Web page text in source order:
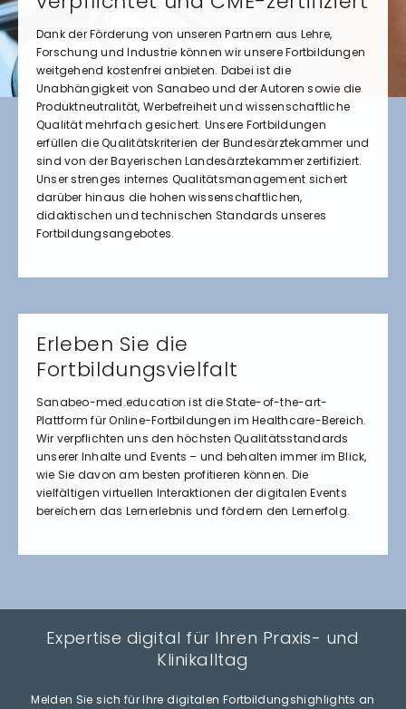
Dank der Förderung von unseren Partnern aus Lehre,
Forschung und Industrie können wir unsere Fortbildungen
weitgehend kostenfrei anbieten. Dabei ist die
Unabhängigkeit von Sanabeo und der Autoren sowie die
Produktneutralität, Werbefreiheit und wissenschaftliche
Qualität mehrfach gesichert. Unsere Fortbildungen
erfüllen die Qualitätskriterien der Bundesärztekammer und
sind von der Bayerischen Landesärztekammer zertifiziert.
Unser strenges internes Qualitätsmanagement sichert
darüber hinaus die hohen wissenschaftlichen,
didaktischen und technischen Standards unseres
Fortbildungsangebotes.
Erleben Sie die
Fortbildungsvielfalt
Sanabeo-med.education ist die State-of-the-art-
Plattform für Online-Fortbildungen im Healthcare-Bereich.
Wir verpflichten uns den höchsten Qualitätsstandards
unserer Inhalte und Events – und behalten immer im Blick,
wie Sie davon am besten profitieren können. Die
vielfältigen virtuellen Interaktionen der digitalen Events
bereichern das Lernerlebnis und fördern den Lernerfolg.
Expertise digital für Ihren Praxis- und
Klinikalltag
Melden Sie sich für Ihre digitalen Fortbildungshighlights an